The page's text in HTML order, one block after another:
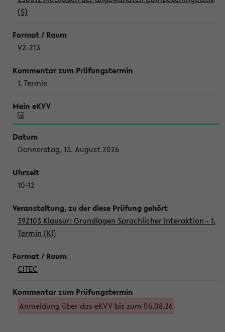
(S)
V2-213
1. Termin
Donnerstag, 13. August 2026
10-12
392103 Klausur: Grundlagen Sprachlicher Interaktion - 1.
Termin (Kl)
CITEC
Anmeldung über das eKVV bis zum 06.08.26